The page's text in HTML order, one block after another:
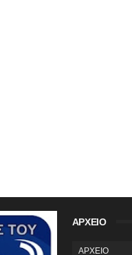
ΑΡΧΕΙΟ